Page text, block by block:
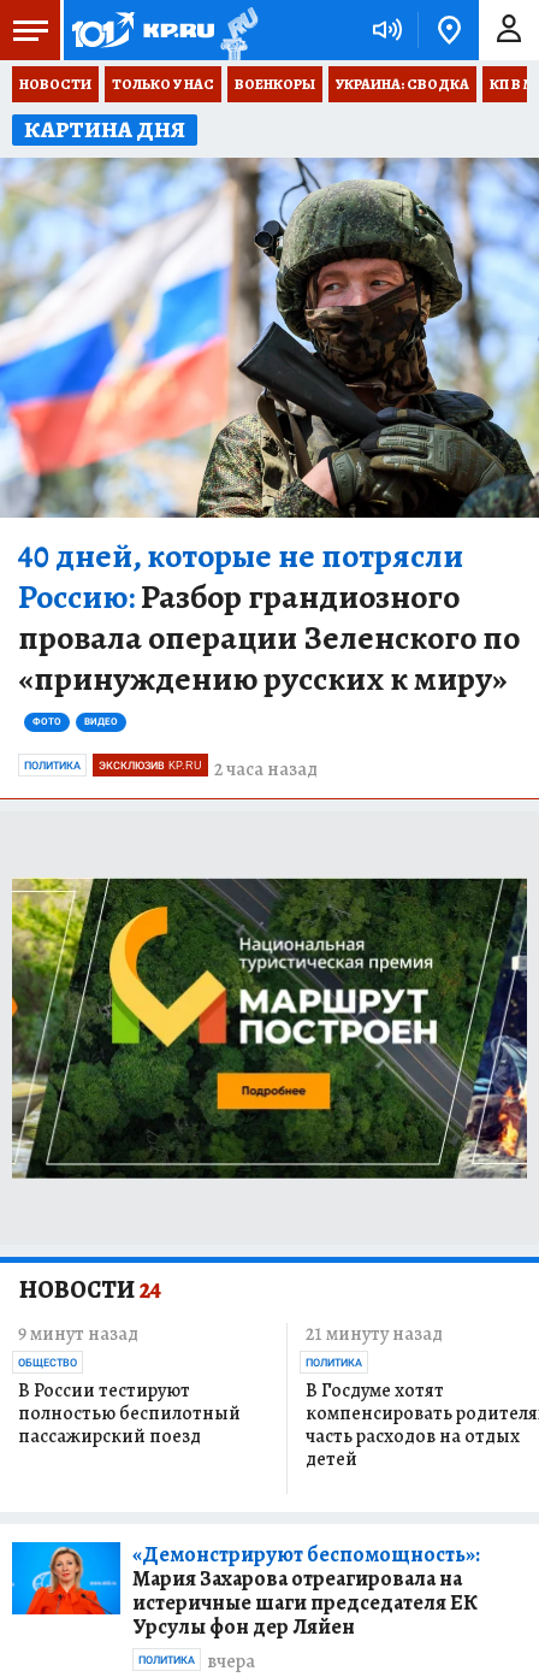
НОВОСТИ ТОЛЬКО У НАС ВОЕНКОРЫ УКРАИНА: СВОДКА КП В
КАРТИНА ДНЯ
40 дней, которые не потрясли
Россию:Разбор грандиозного
провала операции Зеленского по
«принуждению русских к миру»
ФОТО ВИДЕО
2 часа назад
ПОЛИТИКА ЭКСКЛЮЗИВ KP.RU
«Демонстрируют беспомощность»:
Мария Захарова отреагировала на
истеричные шаги председателя ЕК
Урсулы фон дер Ляйен
вчера
ПОЛИТИКА
НОВОСТИ24
9 минут назад
ОБЩЕСТВО
В России тестируют
полностью беспилотный
пассажирский поезд
21 минуту назад
ПОЛИТИКА
В Госдуме хотят
компенсировать
часть расходов на отдых
детей